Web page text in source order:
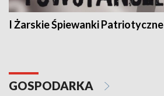
I Żarskie Śpiewanki Patriotyczne
GOSPODARKA